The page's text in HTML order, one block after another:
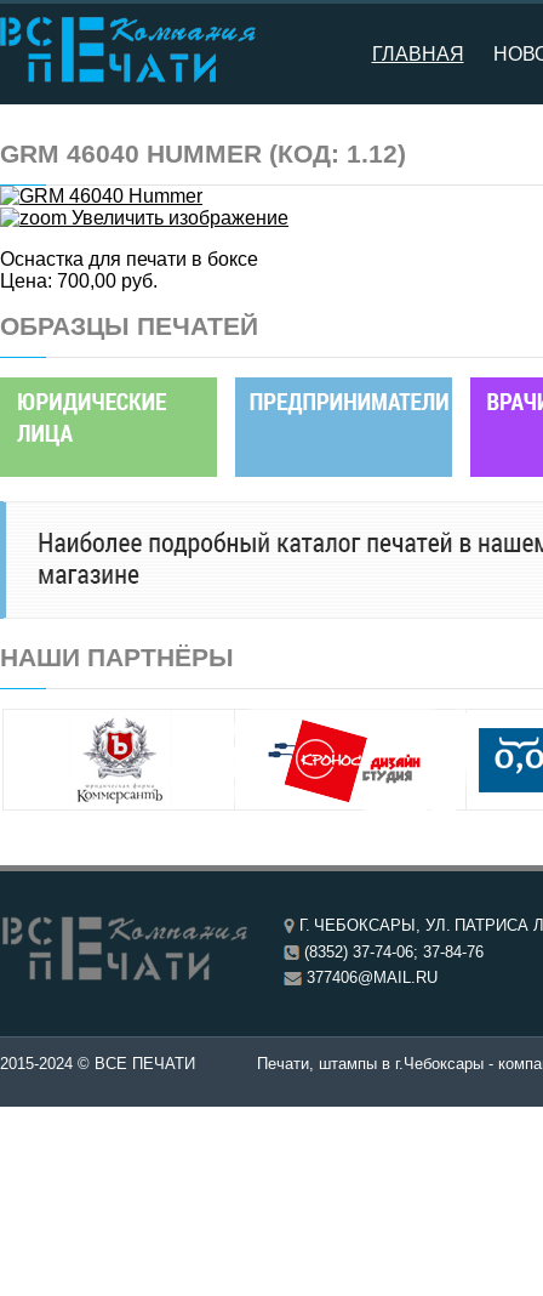
ГЛАВНАЯ
GRM 46040 HUMMER (КОД: 1.12)
Увеличить изображение
Оснастка для печати в боксе
Цена: 700,00 руб.
ОБРАЗЦЫ ПЕЧАТЕЙ
НАШИ ПАРТНЁРЫ
Г. ЧЕБОКСАРЫ, УЛ. ПАТРИСА
(8352) 37-74-06; 37-84-76
377406@MAIL.RU
в Чебоксары. Печати, штампы в г.Чебоксары -
2015-2024 © ВСЕ ПЕЧАТИ